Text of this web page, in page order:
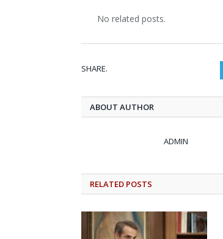
No related posts.
SHARE.
ABOUT AUTHOR
ADMIN
RELATED POSTS